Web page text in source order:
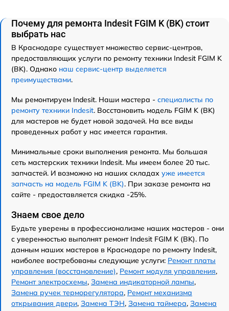
Почему для ремонта Indesit FGIM K (BK) стоит
выбрать нас
В Краснодаре существует множество сервис-центров,
предоставляющих услуги по ремонту техники Indesit FGIM K
(BK). Однако наш сервис-центр выделяется
преимуществами.
Мы ремонтируем Indesit. Наши мастера - специалисты по
ремонту техники Indesit. Восстановить модель FGIM K (BK)
для мастеров не будет новой задачей. На все виды
проведенных работ у нас имеется гарантия.
Минимальные сроки выполнения ремонта. Мы большая
сеть мастерских техники Indesit. Мы имеем более 20 тыс.
запчастей. И возможно на наших складах уже имеется
запчасть на модель FGIM K (BK). При заказе ремонта на
сайте - предоставляется скидка -25%.
Знаем свое дело
Будьте уверены в профессионализме наших мастеров - они
с уверенностью выполнят ремонт Indesit FGIM K (BK). По
данным наших мастеров в Краснодаре по ремонту Indesit,
наиболее востребованы следующие услуги: Ремонт платы
управления (восстановление), Ремонт модуля управления,
Ремонт электросхемы, Замена индикаторной лампы,
Замена ручек терморегулятора, Ремонт механизма
открывания двери, Замена ТЭН, Замена таймера, Замена